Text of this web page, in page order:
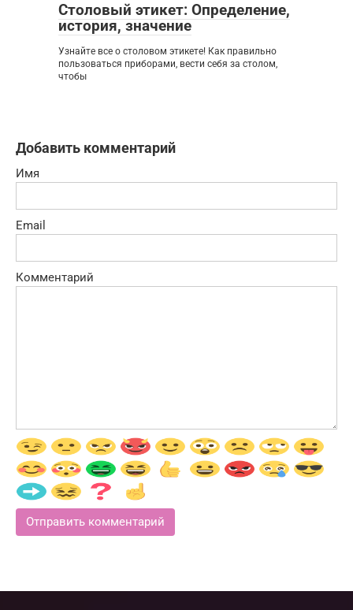
Столовый этикет: Определение,
история, значение
Узнайте все о столовом этикете! Как правильно
пользоваться приборами, вести себя за столом,
чтобы
Добавить комментарий
Имя
Email
Комментарий